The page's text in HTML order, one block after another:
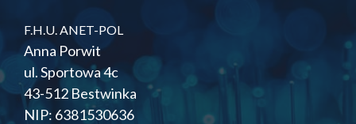
F.H.U. ANET-POL
Anna Porwit
ul. Sportowa 4c
43-512 Bestwinka
NIP: 6381530636